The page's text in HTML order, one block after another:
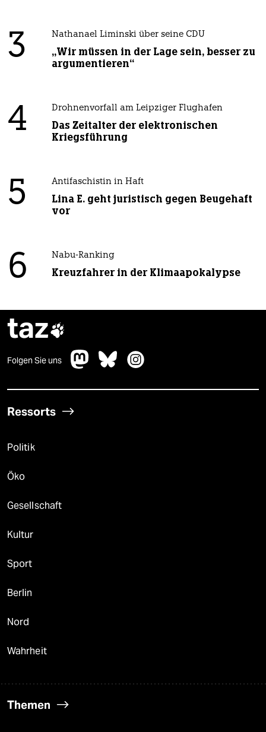
3 Nathanael Liminski über seine CDU
„Wir müssen in der Lage sein, besser zu
argumentieren“
4 Drohnenvorfall am Leipziger Flughafen
Das Zeitalter der elektronischen
Kriegsführung
5 Antifaschistin in Haft
Lina E. geht juristisch gegen Beugehaft
vor
6 Nabu-Ranking
Kreuzfahrer in der Klimaapokalypse
taz
Folgen Sie uns
Ressorts
Politik
Öko
Gesellschaft
Kultur
Sport
Berlin
Nord
Wahrheit
Themen